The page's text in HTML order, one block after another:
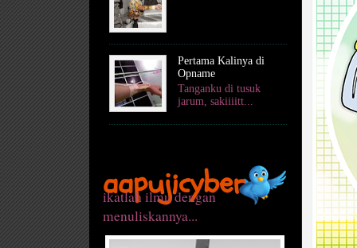
Pertama Kalinya di
Opname
Tanganku di tusuk
jarum, sakiiiitt...
aapujicyber
ikatlah ilmu dengan
menuliskannya...